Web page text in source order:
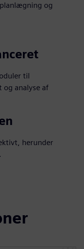
og
til
analyse af
herunder